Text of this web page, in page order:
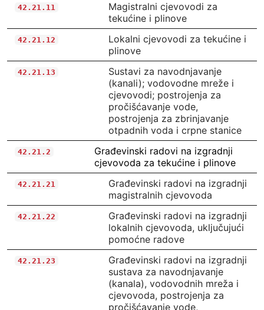
42.21.11
Magistralni cjevovodi za
tekućine i plinove
42.21.12
Lokalni cjevovodi za tekućine i
plinove
42.21.13
Sustavi za navodnjavanje
(kanali); vodovodne mreže i
cjevovodi; postrojenja za
pročišćavanje vode,
postrojenja za zbrinjavanje
otpadnih voda i crpne stanice
42.21.2
Građevinski radovi na izgradnji
cjevovoda za tekućine i plinove
42.21.21
Građevinski radovi na izgradnji
magistralnih cjevovoda
42.21.22
Građevinski radovi na izgradnji
lokalnih cjevovoda, uključujući
pomoćne radove
42.21.23
Građevinski radovi na izgradnji
sustava za navodnjavanje
(kanala), vodovodnih mreža i
cjevovoda, postrojenja za
pročišćavanje vode,